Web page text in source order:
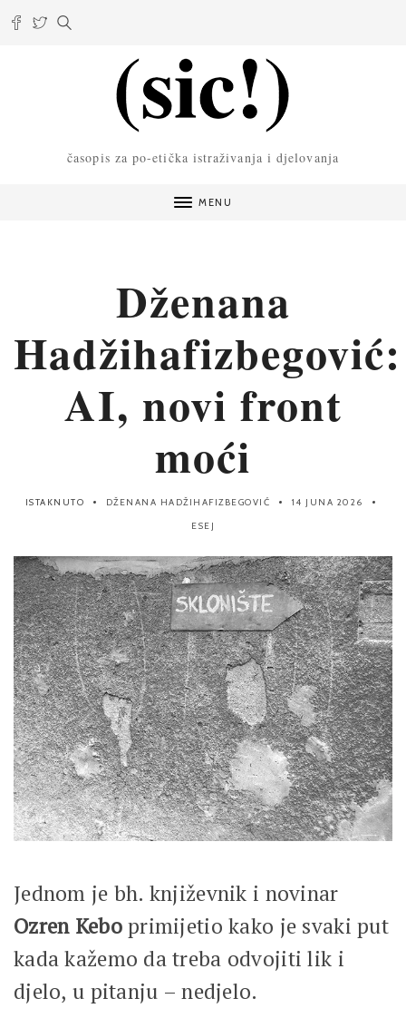
časopis za po-etička istraživanja i djelovanja
MENU
Dženana
Hadžihafizbegović:
AI, novi front
moći
ISTAKNUTO DŽENANA HADŽIHAFIZBEGOVIĆ
14 JUNA 2026
ESEJ
Jednom je bh. književnik i novinar
Ozren Keboprimijetio kako je svaki put
kada kažemo da treba odvojiti lik i
djelo, u pitanju – nedjelo.